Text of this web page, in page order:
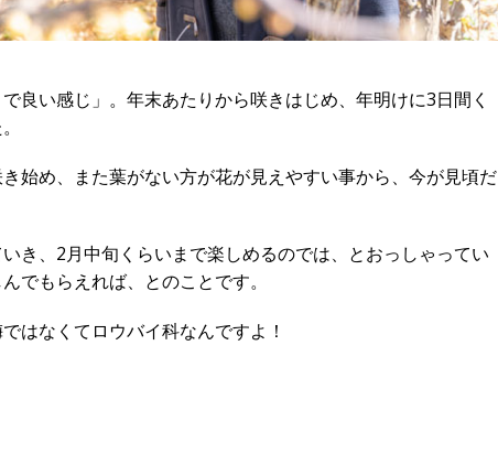
良い感じ」。年末あたりから咲きはじめ、年明けに3日間く
始め、また葉がない方が花が見えやすい事から、今が見頃だ
き、2月中旬くらいまで楽しめるのでは、とおっしゃってい
でもらえれば、とのことです。
はなくてロウバイ科なんですよ！